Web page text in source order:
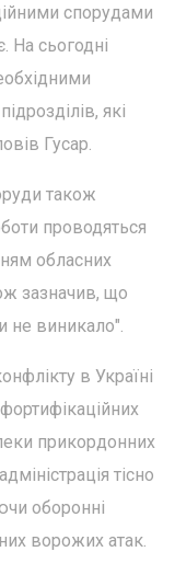
спорудами
На сьогодні
які
Гусар.
також
проводяться
обласних
зазначив, що
не виникало".
в Україні
прикордонних
тісно
оборонні
ворожих атак.